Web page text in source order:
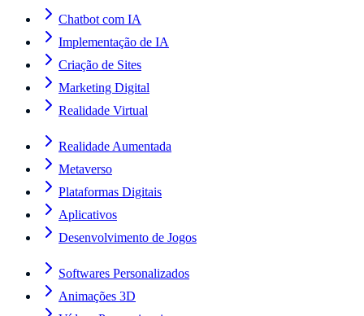
Chatbot com IA
Implementação de IA
Criação de Sites
Marketing Digital
Realidade Virtual
Realidade Aumentada
Metaverso
Plataformas Digitais
Aplicativos
Desenvolvimento de Jogos
Softwares Personalizados
Animações 3D